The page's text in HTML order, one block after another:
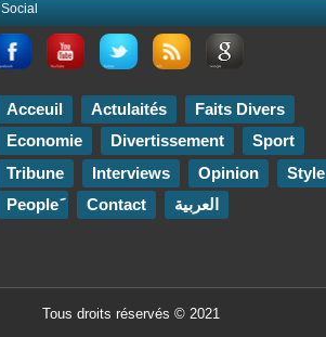
Social
Acceuil Actulaités
Faits Divers
Economie
Divertissement
Sport
Tribune
Interviews Opinion
Style
Contact العربية
Tous droits réservés © 2021